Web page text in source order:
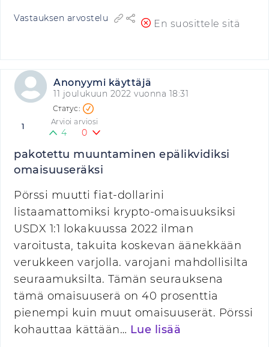
Vastauksen arvostelu
En suosittele sitä
Anonyymi käyttäjä
11 joulukuun 2022 vuonna 18:31
1 Arvioi arviosi
4 0
pakotettu muuntaminen epälikvidiksi
omaisuuseräksi
Pörssi muutti fiat-dollarini
listaamattomiksi krypto-omaisuuksiksi
USDX 1:1 lokakuussa 2022 ilman
varoitusta, takuita koskevan äänekkään
verukkeen varjolla. varojani mahdollisilta
seuraamuksilta. Tämän seurauksena
tämä omaisuuserä on 40 prosenttia
pienempi kuin muut omaisuuserät. Pörssi
kohauttaa kättään… Lue lisää